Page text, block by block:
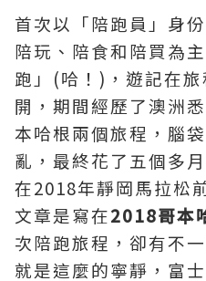
首次以「陪跑員」身
陪玩、 陪食和陪買為
跑」(哈！)，遊記在
開，期間經歷了澳洲
本哈根兩個旅程，腦
亂，最終花了五個多
在2018年靜岡馬拉松
文章是寫在2018哥本
次陪跑旅程，卻有不
就是這麼的寧靜，富